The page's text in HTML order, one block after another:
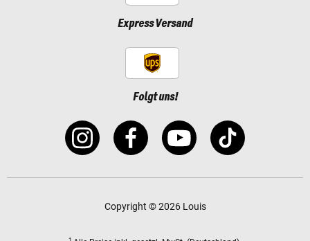
Express Versand
Folgt uns!
Copyright © 2026 Louis